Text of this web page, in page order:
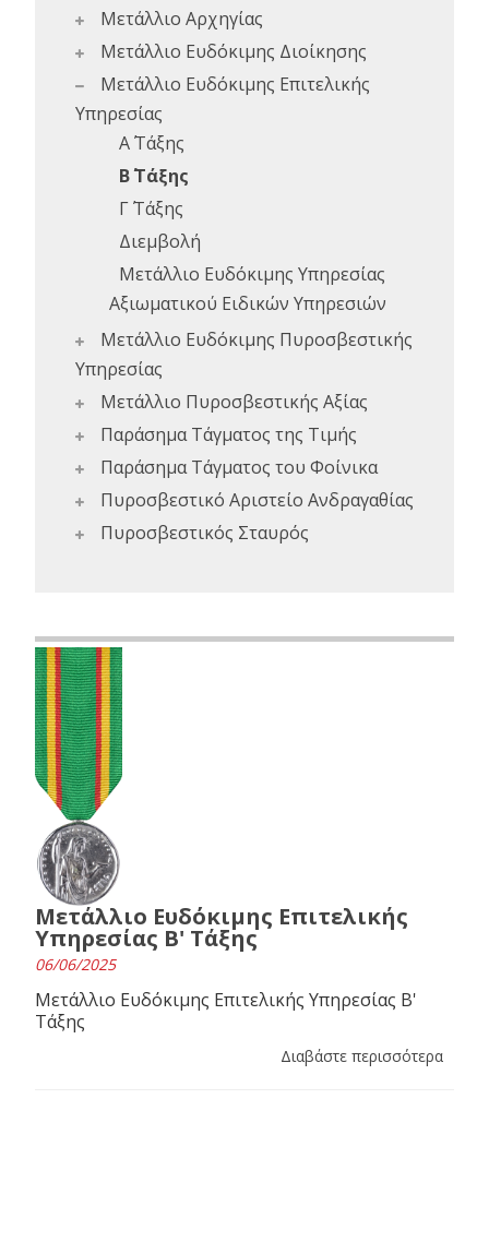
Μετάλλιο Αρχηγίας
Μετάλλιο Ευδόκιμης Διοίκησης
Μετάλλιο Ευδόκιμης Επιτελικής
Υπηρεσίας
Α΄ Τάξης
Β΄ Τάξης
Γ΄ Τάξης
Διεμβολή
Μετάλλιο Ευδόκιμης Υπηρεσίας
Αξιωματικού Ειδικών Υπηρεσιών
Μετάλλιο Ευδόκιμης Πυροσβεστικής
Υπηρεσίας
Μετάλλιο Πυροσβεστικής Αξίας
Παράσημα Τάγματος της Τιμής
Παράσημα Τάγματος του Φοίνικα
Πυροσβεστικό Αριστείο Ανδραγαθίας
Πυροσβεστικός Σταυρός
Μετάλλιο Ευδόκιμης Επιτελικής
Υπηρεσίας Β' Τάξης
06/06/2025
Μετάλλιο Ευδόκιμης Επιτελικής Υπηρεσίας Β'
Τάξης
Διαβάστε περισσότερα